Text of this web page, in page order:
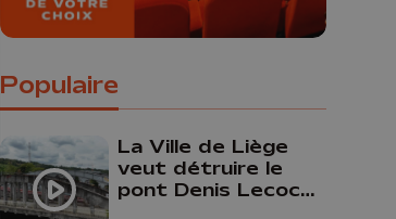
Populaire
La Ville de Liège
veut détruire le
pont Denis Lecocq